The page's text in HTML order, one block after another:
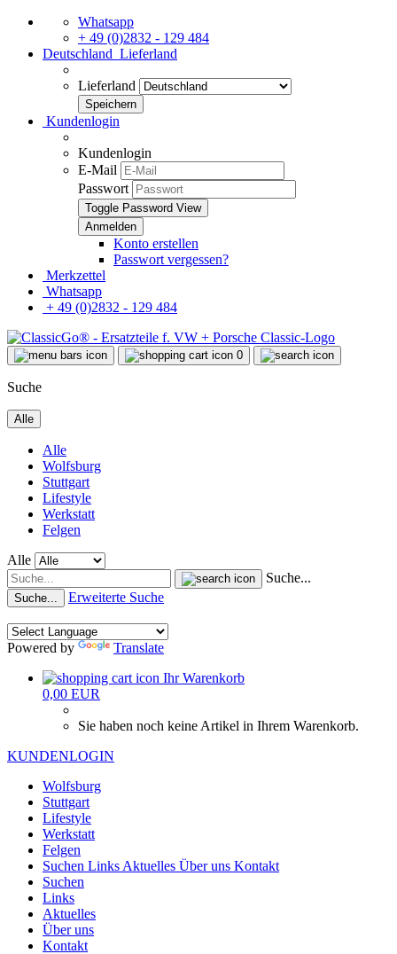
Whatsapp
+ 49 (0)2832 - 129 484
Deutschland Lieferland
Lieferland
Kundenlogin
Kundenlogin
E-Mail
Passwort
Toggle Password View
Konto erstellen
Passwort vergessen?
Merkzettel
Whatsapp
+ 49 (0)2832 - 129 484
0
Suche
Alle
Alle
Wolfsburg
Stuttgart
Lifestyle
Werkstatt
Felgen
Alle
Suche...
Suche... Erweiterte Suche
Powered by
Translate
Ihr Warenkorb
0,00 EUR
Sie haben noch keine Artikel in Ihrem Warenkorb.
KUNDENLOGIN
Wolfsburg
Stuttgart
Lifestyle
Werkstatt
Felgen
Suchen Links Aktuelles Über uns Kontakt
Suchen
Links
Aktuelles
Über uns
Kontakt